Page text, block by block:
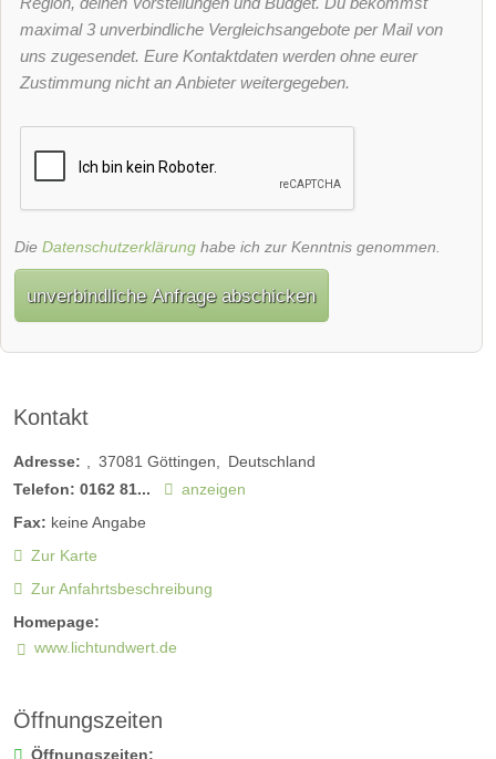
maximal 3 unverbindliche Vergleichsangebote per Mail von
uns zugesendet. Eure Kontaktdaten werden ohne eurer
Zustimmung nicht an Anbieter weitergegeben.
Die Datenschutzerklärung habe ich zur Kenntnis genommen.
unverbindliche Anfrage abschicken
Kontakt
Adresse: 37081 Göttingen
Deutschland
Telefon: 0162 81...
anzeigen
Fax: keine Angabe
Zur Karte
Zur Anfahrtsbeschreibung
Homepage:
www.lichtundwert.de
Öffnungszeiten
Öffnungszeiten: